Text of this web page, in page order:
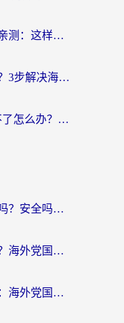
优酷境外地域限制？海外党亲测：这样看国内剧再也不卡（附3个实用场景解决）
香港西瓜视频看不了怎么办？3步解决海外追剧难题，附靠谱加速器推荐
喜马拉雅FM在马来西亚用不了怎么办？海外华人亲测有效的回国加速指南
在国外打鸣潮用加速器有用吗？安全吗？海外玩家国服游戏加速全指南
德国怎么玩地鼠传奇不卡顿？海外党国服游戏加速全攻略（含战双EVE实用指南）
超越时空的猫加速器排行榜：海外党国服游戏不卡顿的终极选择指南